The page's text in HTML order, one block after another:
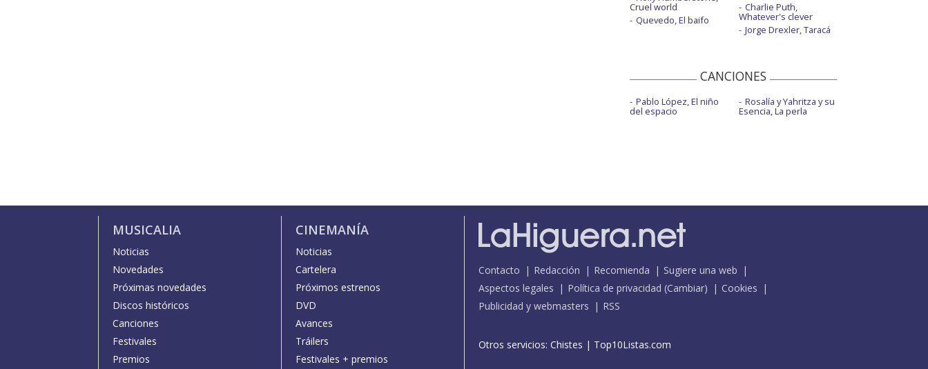
Cruel world
Quevedo, El baifo
Charlie Puth,
Whatever's clever
Jorge Drexler, Taracá
CANCIONES
Pablo López, El niño
del espacio
Rosalía y Yahritza y su
Esencia, La perla
MUSICALIA
Noticias
Novedades
Próximas novedades
Discos históricos
Canciones
Festivales
Premios
CINEMANÍA
Noticias
Cartelera
Próximos estrenos
DVD
Avances
Tráilers
Festivales + premios
Contacto Redacción Recomienda
Sugiere una web
Aspectos legales
Política de privacidad (Cambiar)
Cookies
Publicidad y webmasters
RSS
Otros servicios: Chistes | Top10Listas.com